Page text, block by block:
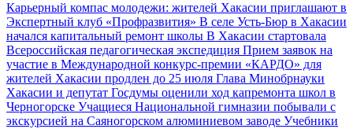
Карьерный компас молодежи: жителей Хакасии приглашают в
Экспертный клуб «Профразвития» В селе Усть‑Бюр в Хакасии
начался капитальный ремонт школы В Хакасии стартовала
Всероссийская педагогическая экспедиция Прием заявок на
участие в Международной конкурс-премии «КАРДО» для
жителей Хакасии продлен до 25 июля Глава Минобрнауки
Хакасии и депутат Госдумы оценили ход капремонта школ в
Черногорске Учащиеся Национальной гимназии побывали с
экскурсией на Саяногорском алюминиевом заводе Учебники